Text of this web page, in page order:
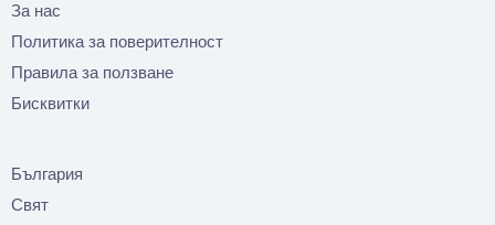
За нас
Политика за поверителност
Правила за ползване
Бисквитки
България
Свят